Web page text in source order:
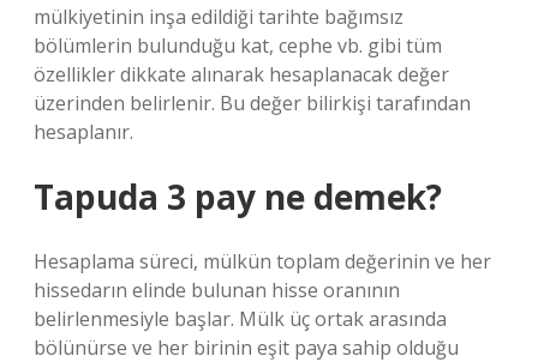
mülkiyetinin inşa edildiği tarihte bağımsız
bölümlerin bulunduğu kat, cephe vb. gibi tüm
özellikler dikkate alınarak hesaplanacak değer
üzerinden belirlenir. Bu değer bilirkişi tarafından
hesaplanır.
Tapuda 3 pay ne demek?
Hesaplama süreci, mülkün toplam değerinin ve her
hissedarın elinde bulunan hisse oranının
belirlenmesiyle başlar. Mülk üç ortak arasında
bölünürse ve her birinin eşit paya sahip olduğu